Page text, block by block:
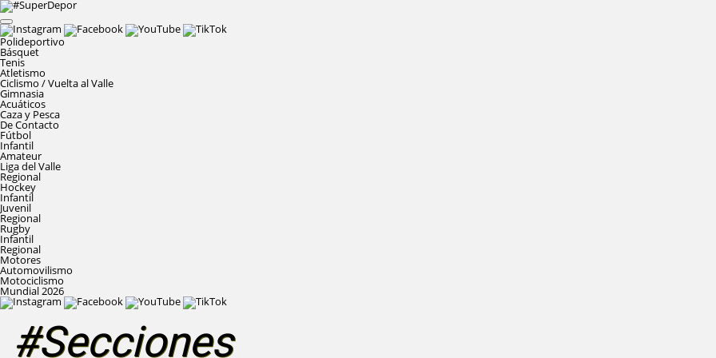
Polideportivo
Básquet
Tenis
Atletismo
Ciclismo / Vuelta al Valle
Gimnasia
Acuáticos
Caza y Pesca
De Contacto
Fútbol
Infantil
Amateur
Liga del Valle
Regional
Hockey
Infantil
Juvenil
Regional
Rugby
Infantil
Regional
Motores
Automovilismo
Motociclismo
Mundial 2026
#Secciones